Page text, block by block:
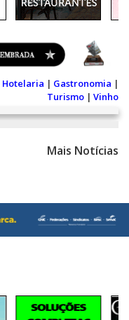
Hotelaria | Gastronomia |
Turismo | Vinho
Mais Notícias